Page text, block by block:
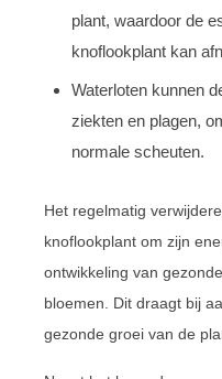
plant, waardoor de
knoflookplant kan
Waterloten kunnen
ziekten en plagen,
normale scheuten.
Het regelmatig
knoflookplant om zijn
ontwikkeling van
bloemen. Dit draagt bij
gezonde groei van de